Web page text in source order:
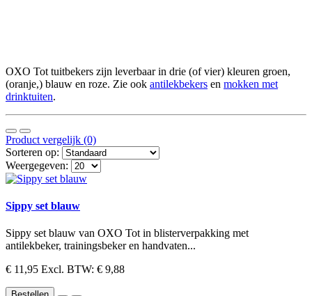
OXO Tot tuitbekers zijn leverbaar in drie (of vier) kleuren groen,
(oranje,) blauw en roze. Zie ook antilekbekers en mokken met
drinktuiten.
Product vergelijk (0)
Sorteren op:
Weergegeven:
Sippy set blauw
Sippy set blauw van OXO Tot in blisterverpakking met
antilekbeker, trainingsbeker en handvaten...
€ 11,95 Excl. BTW: € 9,88